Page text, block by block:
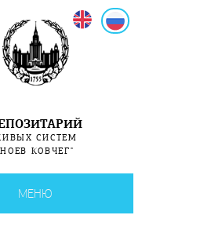
EnglishРусский
СИСТЕМ
КОВЧЕГ"
МЕНЮ